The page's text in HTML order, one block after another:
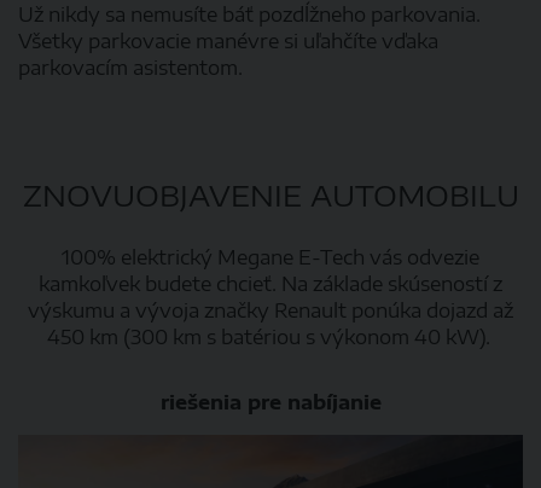
Už nikdy sa nemusíte báť pozdĺžneho parkovania.
Všetky parkovacie manévre si uľahčíte vďaka
parkovacím asistentom.
ZNOVUOBJAVENIE AUTOMOBILU
100% elektrický Megane E-Tech vás odvezie
kamkoľvek budete chcieť. Na základe skúseností z
výskumu a vývoja značky Renault ponúka dojazd až
450 km (300 km s batériou s výkonom 40 kW).
riešenia pre nabíjanie